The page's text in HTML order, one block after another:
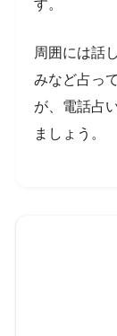
す。
周囲には話
みなど占っ
が、電話占
ましょう。